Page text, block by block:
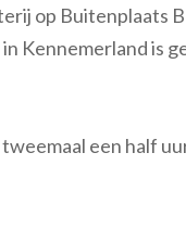
op Buitenplaats
Kennemerland is
een half